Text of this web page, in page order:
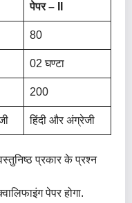
पेपर – II
80
02 घण्टा
200
हिंदी और अंग्रेजी
प्रकार के प्रश्न
पेपर होगा.